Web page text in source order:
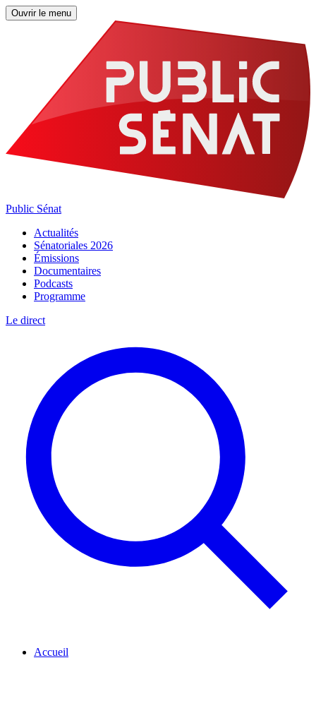
Ouvrir le menu
Public Sénat
Actualités
Sénatoriales 2026
Émissions
Documentaires
Podcasts
Programme
Le direct
Accueil